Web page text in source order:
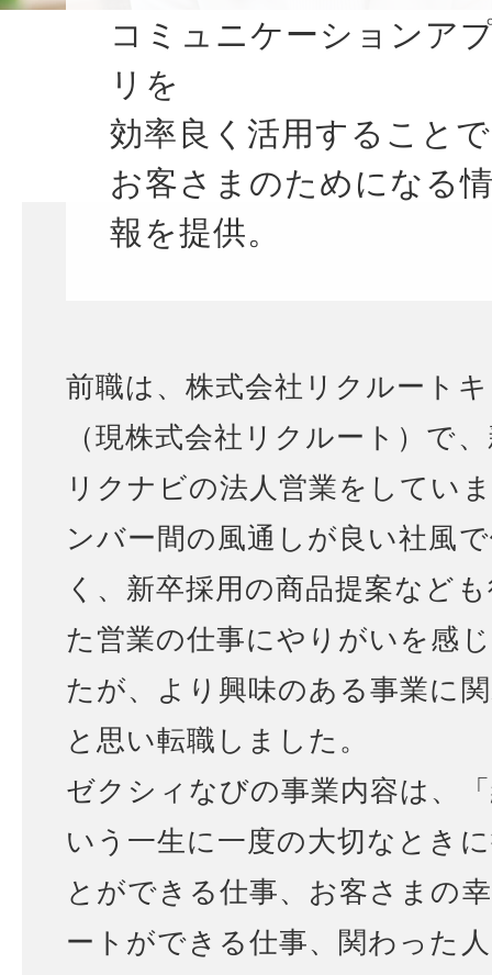
コミュニケーションア
リを
効率良く活用することで
お客さまのためになる
報を提供。
前職は、株式会社リクルート
（現株式会社リクルート）で
リクナビの法人営業をしてい
ンバー間の風通しが良い社風
く、新卒採用の商品提案など
た営業の仕事にやりがいを感
たが、より興味のある事業に
と思い転職しました。
ゼクシィなびの事業内容は、
いう一生に一度の大切なとき
とができる仕事、お客さまの
ートができる仕事、関わった